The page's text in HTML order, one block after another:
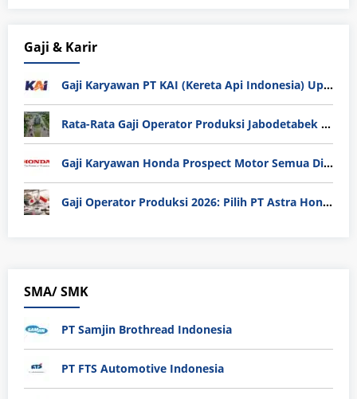
Gaji & Karir
Gaji Karyawan PT KAI (Kereta Api Indonesia) Update 2025
Rata-Rata Gaji Operator Produksi Jabodetabek 2025: Bedah Tuntas UMK, Lemburan, dan Realita Hidup Buruh
Gaji Karyawan Honda Prospect Motor Semua Divisi
Gaji Operator Produksi 2026: Pilih PT Astra Honda Motor (AHM) atau Manufaktur di Jepang?
SMA/ SMK
PT Samjin Brothread Indonesia
PT FTS Automotive Indonesia